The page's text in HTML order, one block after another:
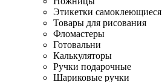
Этикетки самоклеющиеся
Товары для рисования
Фломастеры
Готовальни
Калькуляторы
Ручки подарочные
Шариковые ручки